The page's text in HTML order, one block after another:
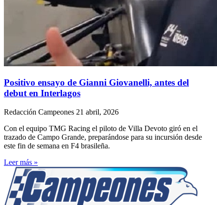
Positivo ensayo de Gianni Giovanelli, antes del
debut en Interlagos
Redacción Campeones 21 abril, 2026
Con el equipo TMG Racing el piloto de Villa Devoto giró en el
trazado de Campo Grande, preparándose para su incursión desde
este fin de semana en F4 brasileña.
Leer más »